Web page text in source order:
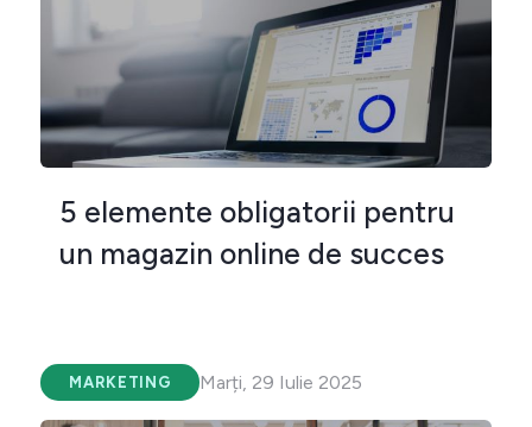
5 elemente obligatorii pentru
un magazin online de succes
MARKETING Marți, 29 Iulie 2025